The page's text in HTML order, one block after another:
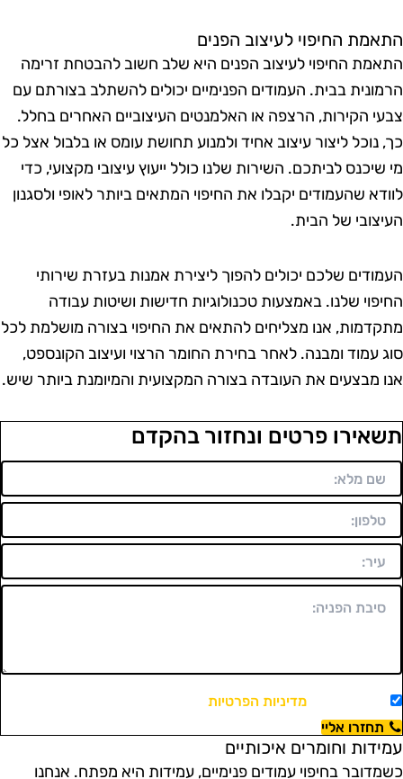
החיפוי לעיצוב הפנים
החיפוי לעיצוב הפנים היא שלב חשוב להבטחת זרימה
בבית. העמודים הפנימיים יכולים להשתלב בצורתם עם
הקירות, הרצפה או האלמנטים העיצוביים האחרים בחלל.
נוכל ליצור עיצוב אחיד ולמנוע תחושת עומס או בלבול אצל כל
שיכנס לביתכם. השירות שלנו כולל ייעוץ עיצובי מקצועי, כדי
שהעמודים יקבלו את החיפוי המתאים ביותר לאופי ולסגנון
של הבית.
שלכם יכולים להפוך ליצירת אמנות בעזרת שירותי
שלנו. באמצעות טכנולוגיות חדישות ושיטות עבודה
אנו מצליחים להתאים את החיפוי בצורה מושלמת לכל
עמוד ומבנה. לאחר בחירת החומר הרצוי ועיצוב הקונספט,
מבצעים את העובדה בצורה המקצועית והמיומנת ביותר שיש.
פרטים ונחזור בהקדם
מאשר/ת את מדיניות הפרטיותויצירת קשר.
תחזרו אליי
וחומרים איכותיים
בחיפוי עמודים פנימיים, עמידות היא מפתח. אנחנו